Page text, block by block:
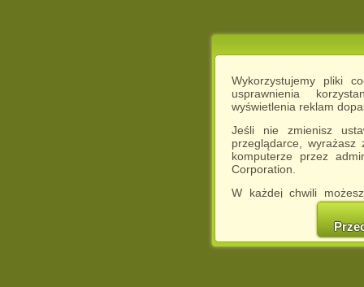
Wykorzystujemy pliki
usprawnienia
wyświetlenia reklam
Jeśli nie zmienisz
przeglądarce,
komputerze przez
Corporation.
W każdej chwili
cookies w swojej
w naszej
http://chomikuj.pl/